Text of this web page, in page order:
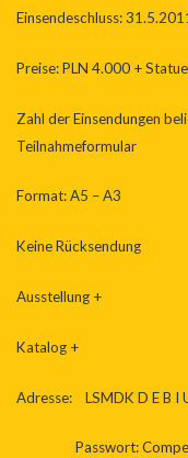
Einsendeschluss:
Preise: PLN 4.000 +
Zahl der Einsendungen
Teilnahmeformular
Format: A5 – A3
Keine Rücksendung
Ausstellung +
Katalog +
Adresse: LSMDK D E B I
Passwort: